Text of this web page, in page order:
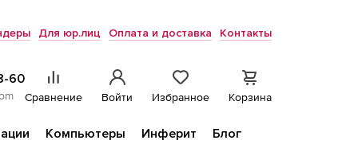
Для юр.лиц Оплата и доставка Контакты
60
Сравнение Войти Избранное Корзина
Компьютеры Инферит
Блог